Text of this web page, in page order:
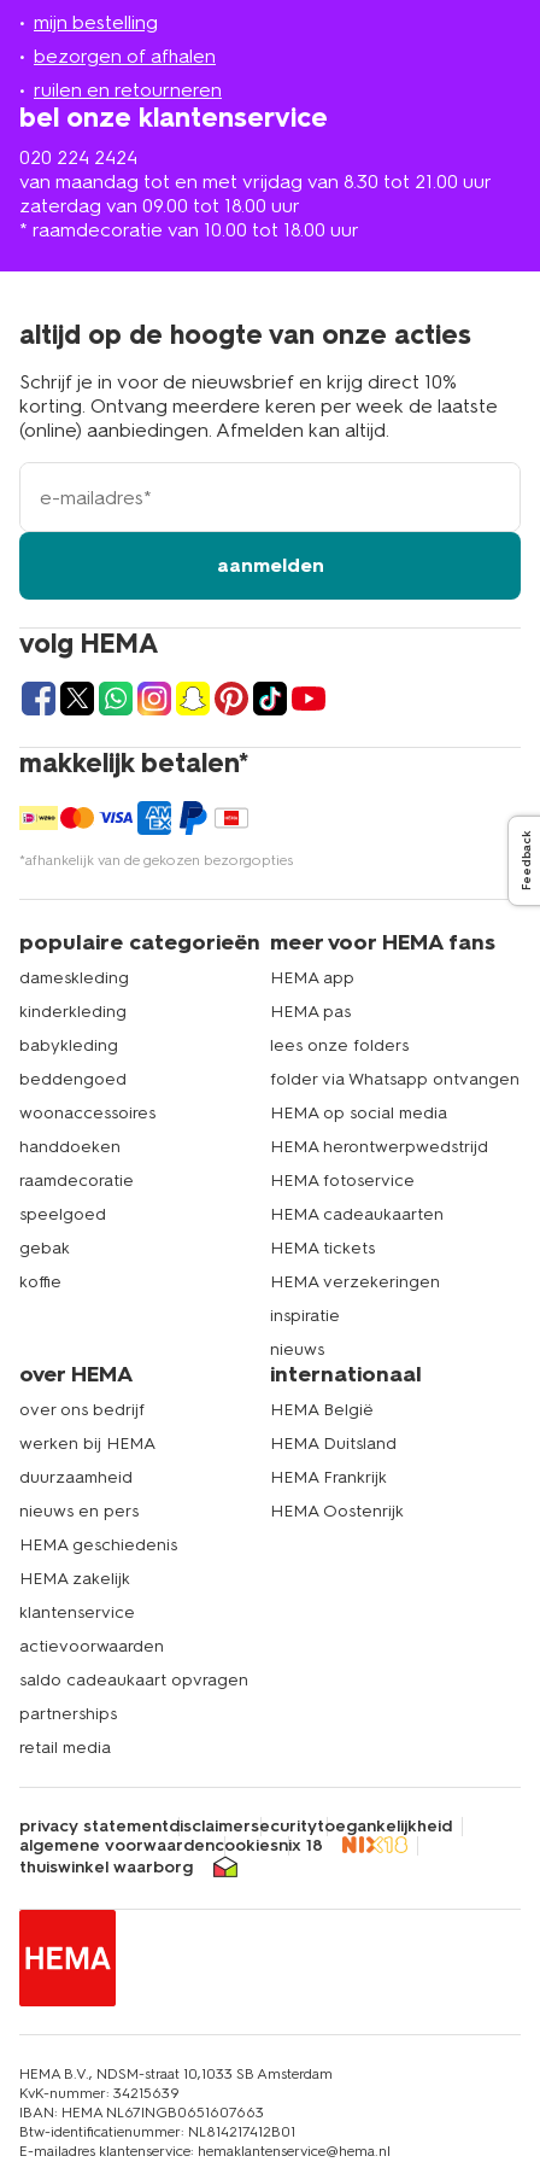
mijn bestelling
bezorgen of afhalen
ruilen en retourneren
bel onze klantenservice
020 224 2424
van maandag tot en met vrijdag van 8.30 tot 21.00 uur
zaterdag van 09.00 tot 18.00 uur
* raamdecoratie van 10.00 tot 18.00 uur
in
de
buurt
volg HEMA
makkelijk betalen*
*afhankelijk van de gekozen bezorgopties
altijd op de hoogte van onze acties
Schrijf je in voor de nieuwsbrief en krijg direct 10%
korting. Ontvang meerdere keren per week de laatste
(online) aanbiedingen. Afmelden kan altijd.
e-
mailadres
aanmelden
populaire categorieën
dameskleding
kinderkleding
babykleding
beddengoed
woonaccessoires
handdoeken
raamdecoratie
speelgoed
gebak
koffie
meer voor HEMA fans
HEMA app
HEMA pas
lees onze folders
folder via Whatsapp ontvangen
HEMA op social media
HEMA herontwerpwedstrijd
HEMA fotoservice
HEMA cadeaukaarten
HEMA tickets
HEMA verzekeringen
inspiratie
nieuws
over HEMA
over ons bedrijf
werken bij HEMA
duurzaamheid
nieuws en pers
HEMA geschiedenis
HEMA zakelijk
klantenservice
actievoorwaarden
saldo cadeaukaart opvragen
partnerships
retail media
internationaal
HEMA België
HEMA Duitsland
HEMA Frankrijk
HEMA Oostenrijk
privacy statementdisclaimersecuritytoegankelijkheid
algemene voorwaardencookiesnix 18
thuiswinkel waarborg
HEMA B.V., NDSM-straat 10,1033 SB Amsterdam
KvK-nummer: 34215639
IBAN: HEMA NL67INGB0651607663
Btw-identificatienummer: NL814217412B01
E-mailadres klantenservice: hemaklantenservice@hema.nl
Feedback